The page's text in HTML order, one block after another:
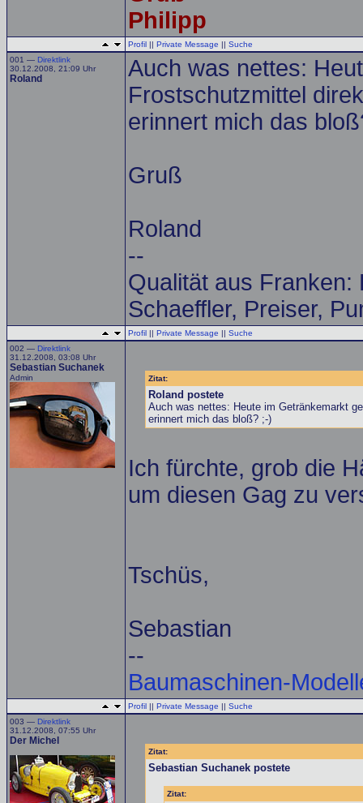
Philipp
Profil || Private Message || Suche
001 — Direktlink
30.12.2008, 21:09 Uhr
Roland
Auch was nettes:
Frostschutzmittel
erinnert mich das
Gruß
Roland
--
Qualität aus Franken:
Schaeffler, Preiser,
Profil || Private Message || Suche
002 — Direktlink
31.12.2008, 03:08 Uhr
Sebastian Suchanek
Admin Zitat:
Roland postete
Auch was nettes: Heute im Getränkemarkt
erinnert mich das bloß? ;-)
Ich fürchte, grob die
um diesen Gag zu
Tschüs,
Sebastian
--
Baumaschinen-
Profil || Private Message || Suche
003 — Direktlink
31.12.2008, 07:55 Uhr
Der Michel
Zitat:
Sebastian Suchanek postete
Zitat: